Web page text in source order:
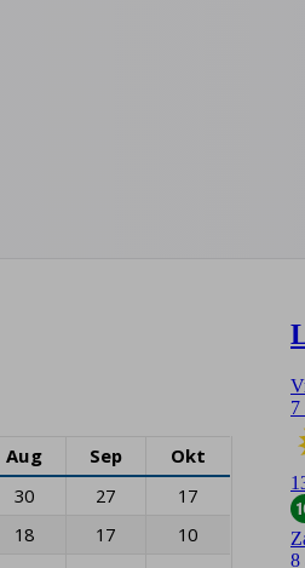
Aug Sep
Okt
30 27
17
18 17
10